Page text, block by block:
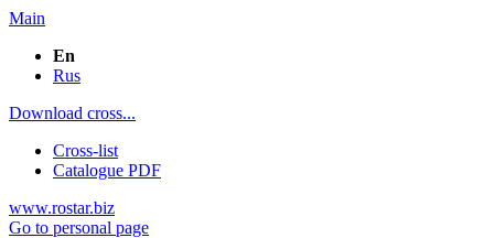
Main
En
Rus
Download cross...
Cross-list
Catalogue PDF
www.rostar.biz
Go to personal page